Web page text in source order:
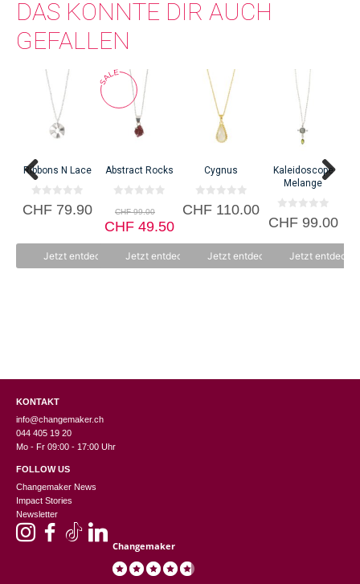
DAS KÖNNTE DIR AUCH
GEFALLEN
Ribbons N Lace
0
v
5
CHF79.90
Jetzt entdecken
Abstract Rocks
v
o
n
5
CHF99.00
Ursprünglicher
Preis
CHF 99.00
CHF49.50Aktueller
Preis
ist:
CHF 49.50.
Jetzt entdecken
Cygnus
0
v
5
CHF 110.00
Jetzt entdecken
Kaleidoscope
Melange
0
v
n
CHF99.00
Jetzt
KONTAKT
info@changemaker.ch
044 405 19 20
Mo - Fr 09:00 - 17:00 Uhr
FOLLOW US
Changemaker News
Impact Stories
Newsletter
Changemaker